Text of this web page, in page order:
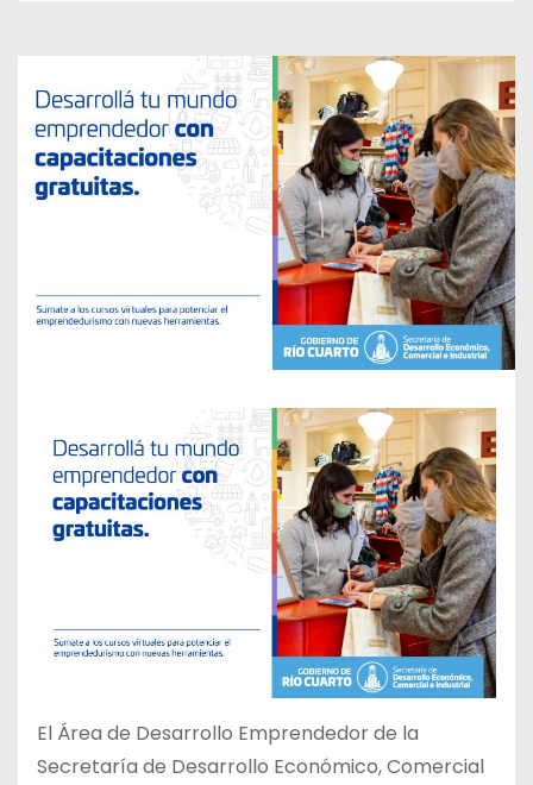
El Área de Desarrollo Emprendedor de la
Secretaría de Desarrollo Económico, Comercial